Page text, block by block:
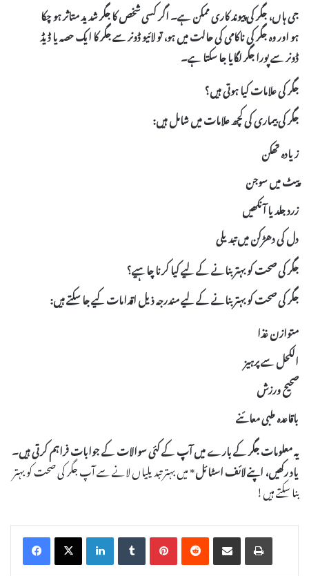
جی ہاں، جگر کی پیوند کاری ممکن ہے۔ اگر کسی شخص کا جگر شدید متاثر ہو چکا
ہو اور وہ جگر کی ناکامی کی حالت میں ہو، تولائیو ڈونرسے جگر کا ایک حصہ یاڈیڈ
ڈونرسے پورا جگر لگایا جا سکتا ہے۔
جگر کی علامات کیا ہوتی ہیں؟
جگر کی بیماری کی کچھ علامات میں شامل ہیں:
زیادہ تھکن
پیٹ میں سوجن
زرد جلد یا آنکھیں
دل کی دھڑکن میں تبدیلی
جگر کی صحت کو بہتر بنانے کے لیے کیا کرنا چاہیے؟
جگر کی صحت کو بہتر بنانے کے لیے مندرجہ ذیل اقدامات کیے جا سکتے ہیں:
متوازن غذا
الکحل سے پرہیز
صحیح ورزش
باقاعدہ طبی معائنے
یہ معلوماتجگرکے بارے میں آپ کے کئی سوالات کے جوابات فراہم کرتی ہیں۔
یاد رکھیں، اپنےلائف اسٹائل* میں بہتر تبدیلیاں لانے سے آپ جگر کی صحت کو بہتر
بنا سکتے ہیں!
LinkedInTumblrPinterestReddit Share via Email Print